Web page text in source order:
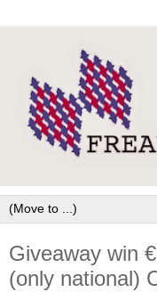
Giveaway win
(only national)